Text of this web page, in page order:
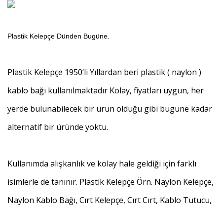
Plastik Kelepçe Dünden Bugüne.
Plastik Kelepçe 1950‘li Yıllardan beri plastik ( naylon )
kablo bağı kullanılmaktadır Kolay, fiyatları uygun, her
yerde bulunabilecek bir ürün olduğu gibi bugüne kadar
alternatif bir üründe yoktu.
Kullanımda alışkanlık ve kolay hale geldiği için farklı
isimlerle de tanınır. Plastik Kelepçe Örn. Naylon Kelepçe,
Naylon Kablo Bağı, Cırt Kelepçe, Cırt Cırt, Kablo Tutucu,